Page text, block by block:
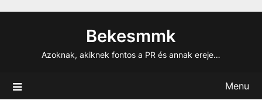
Bekesmmk
Azoknak, akiknek fontos a PR és annak ereje…
Menu